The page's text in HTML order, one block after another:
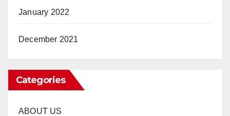
January 2022
December 2021
Categories
ABOUT US